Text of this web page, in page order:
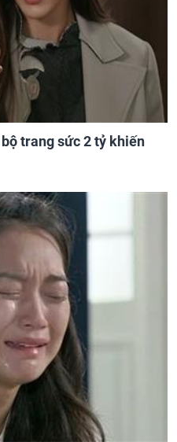
trang sức 2 tỷ khiến